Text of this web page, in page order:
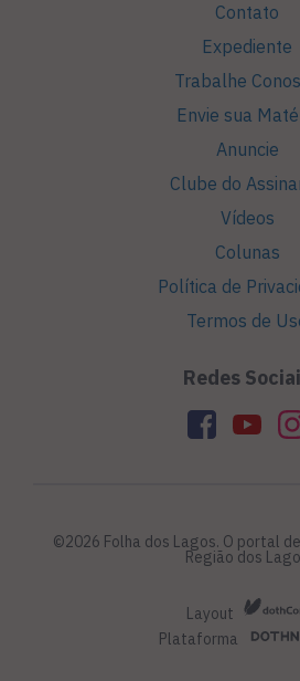
Contato
Expediente
Trabalhe
Envie sua
Anuncie
Clube do
Vídeos
Colunas
Política de
Termos de
Redes
©2026 Folha dos Lagos. O portal
Região dos
Layout
Plataforma